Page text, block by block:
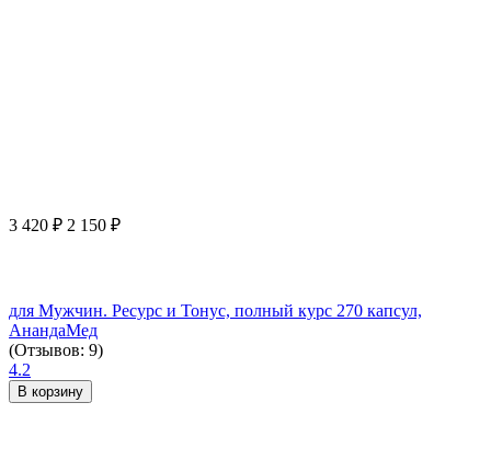
3 420 ₽ 2 150 ₽
для Мужчин. Ресурс и Тонус, полный курс 270 капсул,
АнандаМед
(Отзывов: 9)
4.2
В корзину